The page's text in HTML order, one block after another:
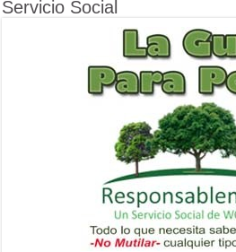
Servicio Social